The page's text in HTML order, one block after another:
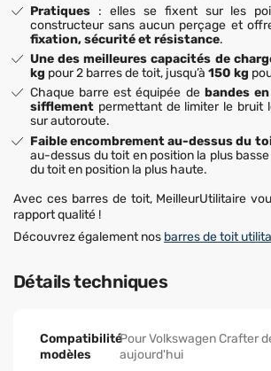
Pratiques : elles se fixent sur les
constructeur sans aucun perçage et
fixation, sécurité et résistance.
Une des meilleures capacités de
kg pour 2 barres de toit, jusqu’à150 kg
Chaque barre est équipée de bandes
sifflement permettant de limiter le bruit
sur autoroute.
Faible encombrement au-dessus du
au-dessus du toit en position la plus
du toit en position la plus haute.
Avec ces barres de toit, MeilleurUtilitaire
rapport qualité !
Découvrez également nos barres de toit
Détails techniques
Compatibilité
modèles
Pour Volkswagen Crafter
aujourd'hui